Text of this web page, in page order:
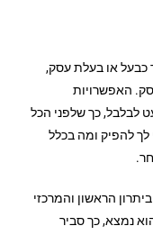
כבעל או בעלת עסק,
האפשרויות
לבלבל, כך שלפני הכל
לך להפיק ומה בכלל
הראשון והמרכזי
נמצא, כך סביר